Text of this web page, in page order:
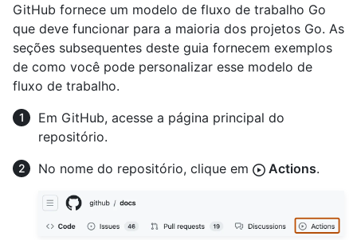
GitHub fornece um modelo de fluxo de trabalho Go
que deve funcionar para a maioria dos projetos Go. As
seções subsequentes deste guia fornecem exemplos
de como você pode personalizar esse modelo de
fluxo de trabalho.
Em GitHub, acesse a página principal do
repositório.
No nome do repositório, clique em
Actions.